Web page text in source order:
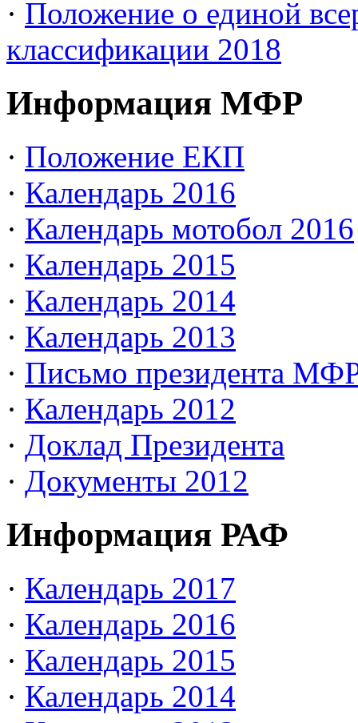
· Положение о единой
классификации 2018
Информация МФР
· Положение ЕКП
· Календарь 2016
· Календарь мотобол 2016
· Календарь 2015
· Календарь 2014
· Календарь 2013
· Письмо президента
· Календарь 2012
· Доклад Президента
· Документы 2012
Информация РАФ
· Календарь 2017
· Календарь 2016
· Календарь 2015
· Календарь 2014